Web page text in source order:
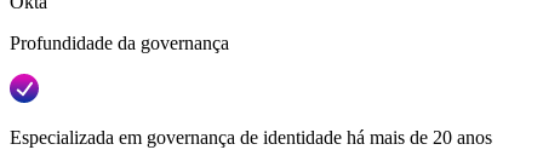
Profundidade da governança
Especializada em governança de identidade há mais de 20 anos